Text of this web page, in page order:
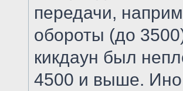
передачи,
обороты (до
кикдаун был
4500 и выше.